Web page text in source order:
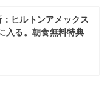
ヒルトンアメックス
る。朝食無料特典